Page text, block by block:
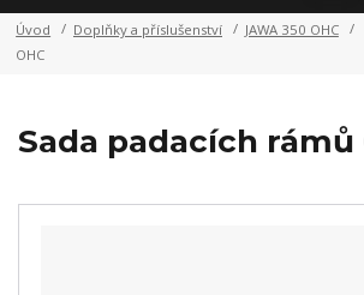
Úvod Doplňky a příslušenství JAWA 350 OHC
OHC
Sada padacích rámů